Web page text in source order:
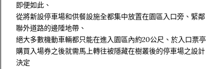
即便如此、
從將新設停車場和供餐設施全都集中放置在園區入口旁、緊鄰
聯外道路的邊陲地帶、
絕大多數機動車輛都只能在進入園區內約20公尺、於入口票亭
購買入場券之後就需馬上轉往被隱藏在樹叢後的停車場之設計
決定